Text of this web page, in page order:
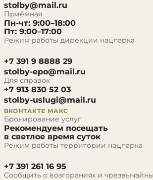
stolby@mail.ru
Приёмная
Пн-чт: 9:00–18:00
Пт: 9:00–17:00
Режим работы дирекции нацпарка
+7 391 9 8888 29
stolby-epo@mail.ru
Для справок
+7 913 830 52 03
stolby-uslugi@mail.ru
ВКОНТАКТЕ МАКС
Бронирование услуг
Рекомендуем посещать
в светлое время суток
Режим работы территории нацпарка
+7 391 261 16 95
Сообщить о возгораниях и